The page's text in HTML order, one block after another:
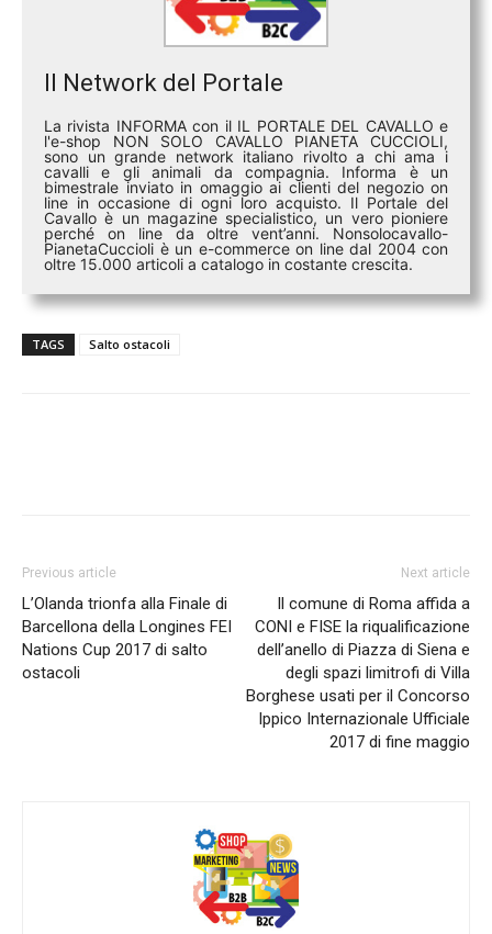
Il Network del Portale
La rivista INFORMA con il IL PORTALE DEL CAVALLO e
l'e-shop NON SOLO CAVALLO PIANETA CUCCIOLI,
sono un grande network italiano rivolto a chi ama i
cavalli e gli animali da compagnia. Informa è un
bimestrale inviato in omaggio ai clienti del negozio on
line in occasione di ogni loro acquisto. Il Portale del
Cavallo è un magazine specialistico, un vero pioniere
perché on line da oltre vent’anni. Nonsolocavallo-
PianetaCuccioli è un e-commerce on line dal 2004 con
oltre 15.000 articoli a catalogo in costante crescita.
TAGS Salto ostacoli
Previous article
L’Olanda trionfa alla Finale di
Barcellona della Longines FEI
Nations Cup 2017 di salto
ostacoli
Next article
Il comune di Roma affida a
CONI e FISE la riqualificazione
dell’anello di Piazza di Siena e
degli spazi limitrofi di Villa
Borghese usati per il Concorso
Ippico Internazionale Ufficiale
2017 di fine maggio